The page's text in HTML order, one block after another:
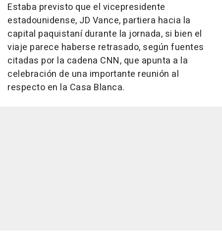
Estaba previsto que el vicepresidente
estadounidense, JD Vance, partiera hacia la
capital paquistaní durante la jornada, si bien el
viaje parece haberse retrasado, según fuentes
citadas por la cadena CNN, que apunta a la
celebración de una importante reunión al
respecto en la Casa Blanca.